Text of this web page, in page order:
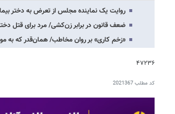
روایت یک نماینده مجلس از تعرض به دختر
ضعف قانون در برابر زن‌کشی/ مرد برای قتل
«زخم کاری» بر روان مخاطب/ همان‌قدر که به
۴۷۲۳۶
کد مطلب2021367